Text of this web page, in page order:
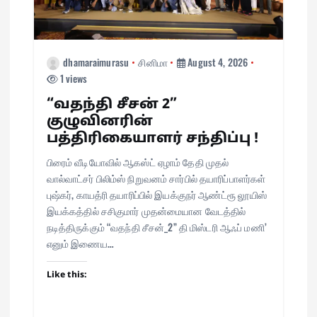
o
n
dhamaraimurasu சினிமா
August 4, 2026
1 views
“வதந்தி சீசன் 2”
குழுவினரின்
பத்திரிகையாளர் சந்திப்பு !
பிரைம் வீடியோவில் ஆகஸ்ட் ஏழாம் தேதி முதல்
வால்வாட்சர் பிலிம்ஸ் நிறுவனம் சார்பில் தயாரிப்பாளர்கள்
புஷ்கர், காயத்ரி தயாரிப்பில் இயக்குநர் ஆண்ட்ரூ லூயிஸ்
இயக்கத்தில் சசிகுமார் முதன்மையான வேடத்தில்
நடித்திருக்கும் “வதந்தி சீசன்_2” தி மிஸ்டரி ஆஃப் மணி’
எனும் இணைய…
Like this: